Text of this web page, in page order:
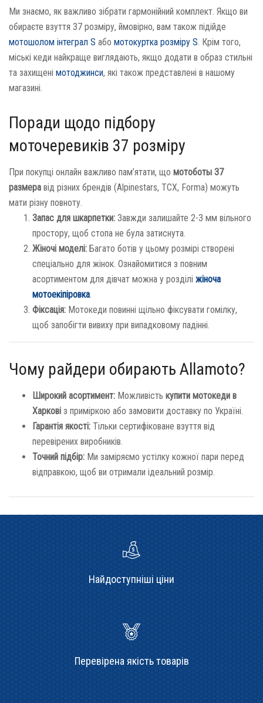
Ми знаємо, як важливо зібрати гармонійний комплект. Якщо ви
обираєте взуття 37 розміру, ймовірно, вам також підійде
мотошолом інтеграл S або мотокуртка розміру S. Крім того,
міські кеди найкраще виглядають, якщо додати в образ стильні
та захищені мотоджинси, які також представлені в нашому
магазині.
Поради щодо підбору
моточеревиків 37 розміру
При покупці онлайн важливо пам’ятати, що мотоботы 37
размера від різних брендів (Alpinestars, TCX, Forma) можуть
мати різну повноту.
Запас для шкарпетки: Завжди залишайте 2-3 мм вільного
простору, щоб стопа не була затиснута.
Жіночі моделі: Багато ботів у цьому розмірі створені
спеціально для жінок. Ознайомитися з повним
асортиментом для дівчат можна у розділі жіноча
мотоекіпіровка.
Фіксація: Мотокеди повинні щільно фіксувати гомілку,
щоб запобігти вивиху при випадковому падінні.
Чому райдери обирають Allamoto?
Широкий асортимент: Можливість купити мотокеди в
Харкові з приміркою або замовити доставку по Україні.
Гарантія якості: Тільки сертифіковане взуття від
перевірених виробників.
Точний підбір: Ми заміряємо устілку кожної пари перед
відправкою, щоб ви отримали ідеальний розмір.
Найдоступніші ціни
Перевірена якість товарів